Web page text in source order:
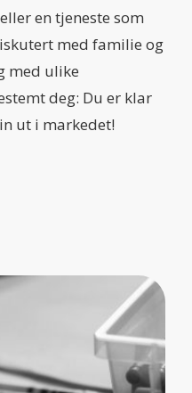
en tjeneste som
med familie og
med ulike
deg: Du er klar
ut i markedet!